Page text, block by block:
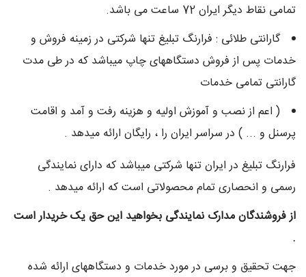
تمامی نقاط دیگر ايران 72 ساعت می باشد.
گارانتی طلائی : فرارنگ تبلیغ تنها شرکتی در زمینه فروش و
خدمات پس از فروش دستگاههای چاپ میباشد که در طی مدت
گارانتی تمامی خدمات
( اعم از نصب و آموزش اولیه و هزینه رفت و آمد و اقامت
پرسنل و ... ) در سراسر ایران را ، رایگان ارائه میدهد .
فرارنگ تبلیغ در ایران تنها شرکتی میباشد که دارای نمایندگی
رسمی و انحصاری تمام محصولاتی است که ارائه میدهد .
از فروشندگان مدارک نمایندگی بخواهید این حق یک خریدار است
.
جهت تحقیق و برسی در مورد خدمات و دستگاههای ارائه شده